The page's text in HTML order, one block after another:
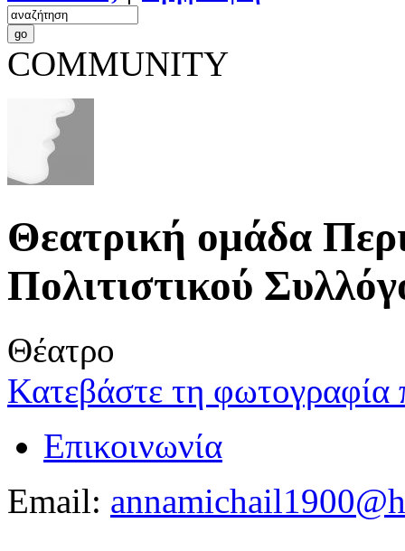
COMMUNITY
Θεατρική ομάδα
Πολιτιστικού
Θέατρο
Κατεβάστε τη φωτογραφία
Επικοινωνία
Email: